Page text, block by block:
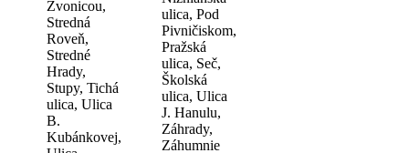
Zvonicou,
Stredná
Roveň,
Stredné
Hrady,
Stupy, Tichá
ulica, Ulica
B.
Kubánkovej,
ulica, Pod
Pivničiskom,
Pražská
ulica, Seč,
Školská
ulica, Ulica
J. Hanulu,
Záhrady,
Záhumnie